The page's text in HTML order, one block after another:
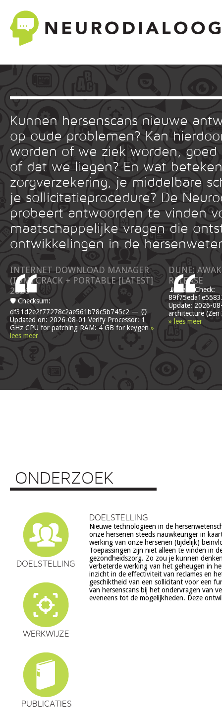
Kunnen hersenscans nieuwe
op oude problemen? Kan
worden of we ziek worden, goed
of dat we liegen? En wat
zorgverzekering, je middelbare
je sollicitatieprocedure? De
probeert antwoorden te vinden
maatschappelijke vragen die
ontwikkelingen in de
INTERNET DOWNLOAD MANAGER
(IDM) CRACK + PORTABLE [LATEST]
2026
🛡️ Checksum:
df31d2e2f77278c2ae561b78c5b745c2 — ⏰
Updated on: 2026-08-01 Verify Processor: 1
GHz CPU for patching RAM: 4 GB for keygen »
lees meer
DUNE:
RELEASE
📡 Hash Check:
Update: 2026-
architecture
» lees meer
ONDERZOEK
DOELSTELLING
WERKWIJZE
PUBLICATIES
DOELSTELLING
Nieuwe technologieën in de
onze hersenen steeds nauwkeuriger in
werking van onze hersenen (tijdelijk)
Toepassingen zijn niet alleen te vinden in
gezondheidszorg. Zo zou je kunnen
verbeterde werking van het geheugen in
inzicht in de effectiviteit van reclames en
geschiktheid van een sollicitant voor een
van hersenscans bij het ondervragen van
eveneens tot de mogelijkheden. Deze
echter ook veel vragen op, onder meer op
ethiek (recht op privacy, gelijkheid,
volksgezondheid (veiligheid) en veranderingen in ons
en waarden stelsel. De beoogde commerciële toepassing
een aantal van deze technologieën is een extra
zorg. Het doel van dit project is om een
verantwoorde ontwikkeling van
hersenwetenschappen te realiseren,